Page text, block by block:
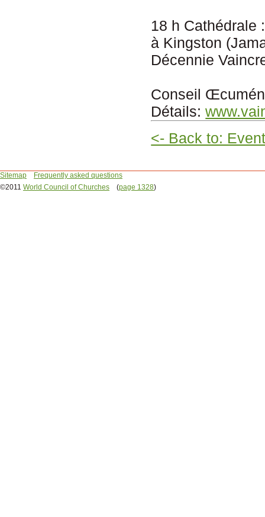
18 h
à Kingston
Décennie
Conseil
Détails:
<- Back to:
Sitemap
Frequently asked questions
©2011 World Council of Churches (page 1328)